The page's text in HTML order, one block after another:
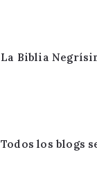
La Biblia
Todos los blogs